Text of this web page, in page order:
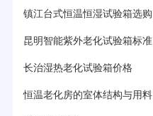
镇江台式恒温恒湿试验箱选购
昆明智能紫外老化试验箱标准
长治湿热老化试验箱价格
恒温老化房的室体结构与用料